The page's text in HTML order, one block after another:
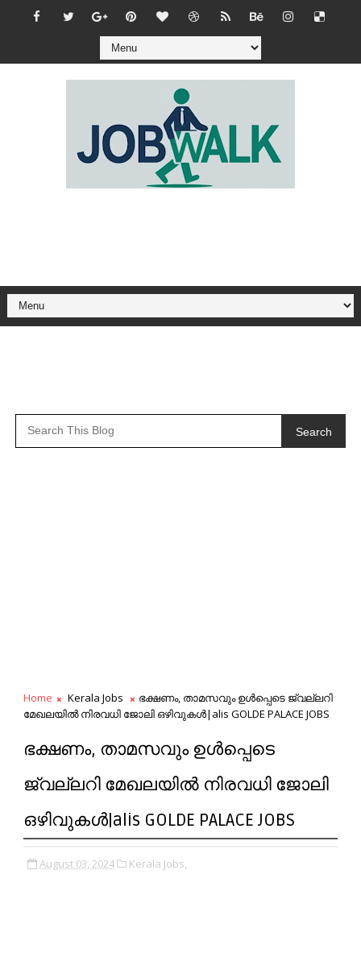
Search
Home Kerala Jobs
ഭക്ഷണം, താമസവും ഉൾപ്പെടെ ജ്വല്ലറി
മേഖലയിൽ നിരവധി ജോലി ഒഴിവുകൾ|alis GOLDE PALACE JOBS
ഭക്ഷണം, താമസവും ഉൾപ്പെടെ
ജ്വല്ലറി മേഖലയിൽ നിരവധി ജോലി
ഒഴിവുകൾ|alis GOLDE PALACE JOBS
August 03, 2024 Kerala Jobs,